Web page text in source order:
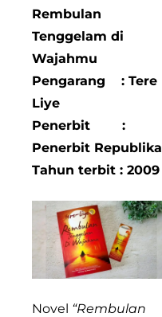
Rembulan
Tenggelam di
Wajahmu
Pengarang : Tere
Liye
Penerbit :
Penerbit Republika
Tahun terbit : 2009
Novel “Rembulan